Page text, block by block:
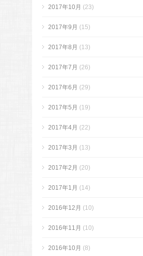
2017年10月 (23)
2017年9月 (15)
2017年8月 (13)
2017年7月 (26)
2017年6月 (29)
2017年5月 (19)
2017年4月 (22)
2017年3月 (13)
2017年2月 (20)
2017年1月 (14)
2016年12月 (10)
2016年11月 (10)
2016年10月 (8)